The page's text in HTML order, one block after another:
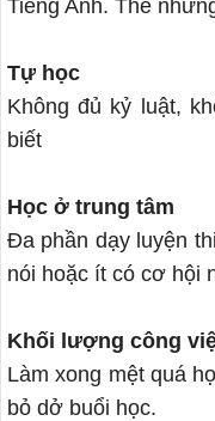
Tiếng Anh. Thế
Tự học
Không đủ kỷ luật,
biết
Học ở trung tâm
Đa phần dạy luyện
nói hoặc ít có cơ hội
Khối lượng công
Làm xong mệt quá
bỏ dở buổi học.